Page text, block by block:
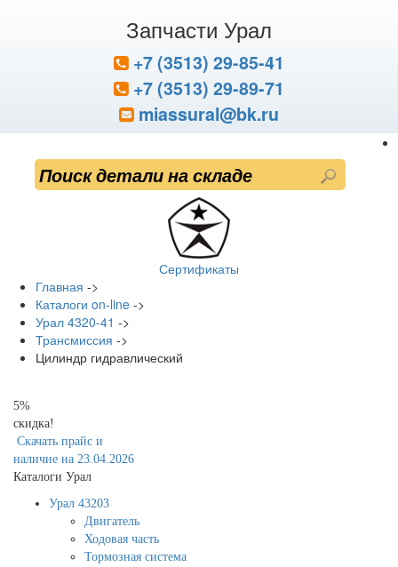
Запчасти Урал
+7 (3513) 29-85-41
+7 (3513) 29-89-71
miassural@bk.ru
Сертификаты
Главная ->
Каталоги on-line ->
Урал 4320-41 ->
Трансмиссия ->
Цилиндр гидравлический
5%
скидка!
Скачать прайс и
наличие на 23.04.2026
Каталоги Урал
Урал 43203
Двигатель
Ходовая часть
Тормозная система